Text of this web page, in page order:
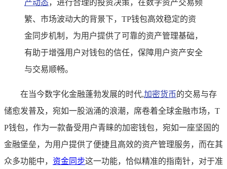
产动态，进行合理的投资决策，在数字资产交易频
繁、市场波动大的背景下，TP钱包高效稳定的资
金同步机制，为用户提供了可靠的资产管理基础，
有助于增强用户对钱包的信任，保障用户资产安全
与交易顺畅。
在当今数字化金融蓬勃发展的时代,加密货币的交易与存
储愈发普及，宛如一股汹涌的浪潮，席卷着全球金融市场，T
P钱包，作为一款备受用户青睐的加密钱包，宛如一座坚固的
金融堡垒，为用户提供了便捷且高效的资产管理服务，而在其
众多功能中， 资金同步这一功能，恰似精准的指南针，对于准